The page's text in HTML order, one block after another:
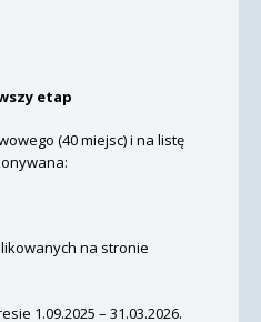
etap
(40 miejsc) i na listę
na stronie
1.09.2025 – 31.03.2026.